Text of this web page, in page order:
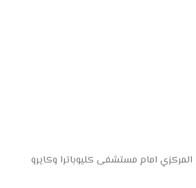
امام مستشفى كليوباترا وكايرو